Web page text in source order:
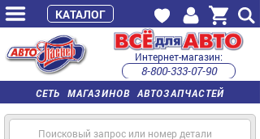
СЕТЬ МАГАЗИНОВ АВТОЗАПЧАСТЕЙ
Интернет-магазин:
8-800-333-07-90
часы работы с 9:00 до 22:00 (пн-пт)
КАТАЛОГ